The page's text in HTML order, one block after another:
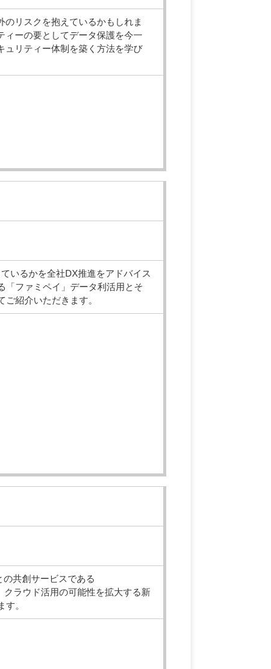
のリスクを抱えているかもしれま
ィーの要としてデータ保護を今一
ュリティー体制を築く方法を学び
いるかを全社DX推進をアドバイス
ファミペイ」データ利活用とそ
紹介いただきます。
共創サービスである
クラウド活用の可能性を拡大する新
。